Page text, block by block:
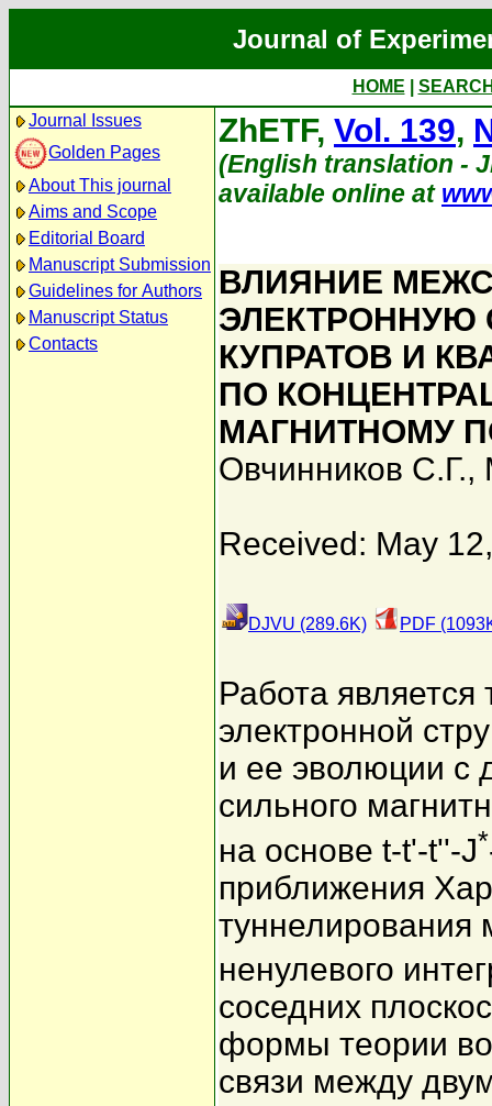
Journal of
HOME
Journal Issues
Golden Pages
About This journal
Aims and Scope
Editorial Board
Manuscript Submission
Guidelines for Authors
Manuscript Status
Contacts
ZhETF, Vol. 139,
(English translation -
available online at
ВЛИЯНИЕ
ЭЛЕКТРОННУЮ
КУПРАТОВ И
ПО
МАГНИТНОМУ
Овчинников С.Г.,
Received: May
DJVU (289.6K) PDF
Работа
электронной
и ее эволюции с
сильного
на основе t-t'-t''-J*
приближения
туннелирования
ненулевого
соседних
формы теории
связи между